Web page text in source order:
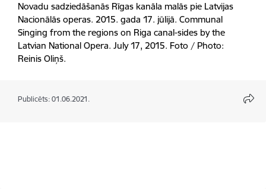
Novadu sadziedāšanās Rīgas kanāla malās pie Latvijas
Nacionālās operas. 2015. gada 17. jūlijā. Communal
Singing from the regions on Riga canal-sides by the
Latvian National Opera. July 17, 2015. Foto / Photo:
Reinis Oliņš.
Publicēts: 01.06.2021.